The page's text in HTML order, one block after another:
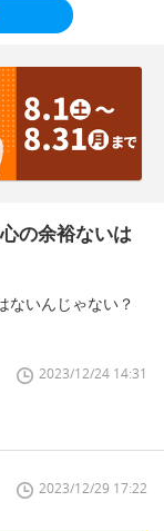
の余裕ないは
ないんじゃない？
2023/12/24 14:31
2023/12/29 17:22